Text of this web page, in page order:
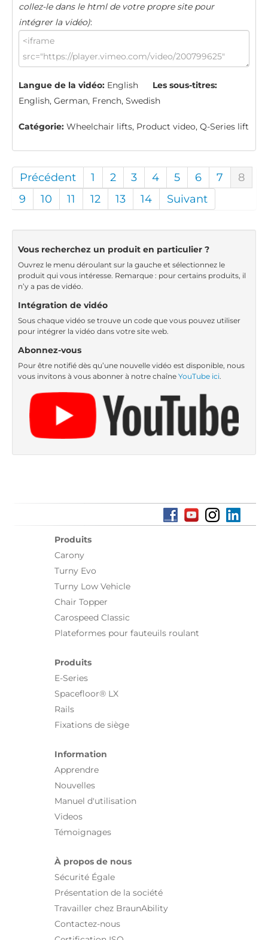
collez-le dans le html de votre propre site pour
intégrer la vidéo):
Langue de la vidéo: English
Les sous-titres:
English, German, French, Swedish
Catégorie: Wheelchair lifts, Product video, Q-Series lift
Précédent 1 2 3 4 5 6 7
8
9
10 11 12 13 14 Suivant
Vous recherchez un produit en particulier ?
Ouvrez le menu déroulant sur la gauche et sélectionnez le
produit qui vous intéresse. Remarque : pour certains produits, il
n’y a pas de vidéo.
Intégration de vidéo
Sous chaque vidéo se trouve un code que vous pouvez utiliser
pour intégrer la vidéo dans votre site web.
Abonnez-vous
Pour être notifié dès qu’une nouvelle vidéo est disponible, nous
vous invitons à vous abonner à notre chaîne YouTube ici.
Produits
Carony
Turny Evo
Turny Low Vehicle
Chair Topper
Carospeed Classic
Plateformes pour fauteuils roulant
Produits
E-Series
Spacefloor® LX
Rails
Fixations de siège
Information
Apprendre
Nouvelles
Manuel d'utilisation
Videos
Témoignages
À propos de nous
Sécurité Égale
Présentation de la société
Travailler chez BraunAbility
Contactez-nous